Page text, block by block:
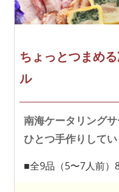
ちょっとつまめ
ル
南海ケータリング
ひとつ手作りしてい
■全9品（5〜7人前）